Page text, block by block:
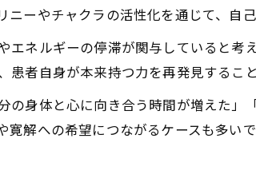
で活性化するクンダリニー覚醒体験が
でのチャクラ活性化と気功施術の相互
功の可能性
愛回復を促す理由を解説
で活性化するクンダリニーとチャクラ
ップの実践ポイント
ーやチャクラの活性化を通じて、自
ネルギーの停滞が関与していると考
者自身が本来持つ力を再発見すること
身体と心に向き合う時間が増えた
解への希望につながるケースも多いで